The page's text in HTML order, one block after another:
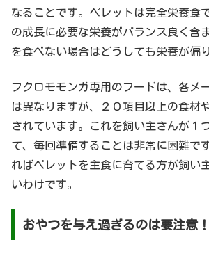
なることです。ペレットは完全栄養食
の成長に必要な栄養がバランス良く含
を食べない場合はどうしても栄養が偏
フクロモモンガ専用のフードは、各メ
は異なりますが、２０項目以上の食材
されています。これを飼い主さんが１
て、毎回準備することは非常に困難で
ればペレットを主食に育てる方が飼い
いわけです。
おやつを与え過ぎるのは要注意！